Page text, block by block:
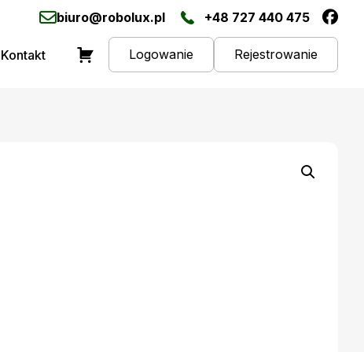
biuro@robolux.pl +48 727 440 475
Kontakt Logowanie Rejestrowanie